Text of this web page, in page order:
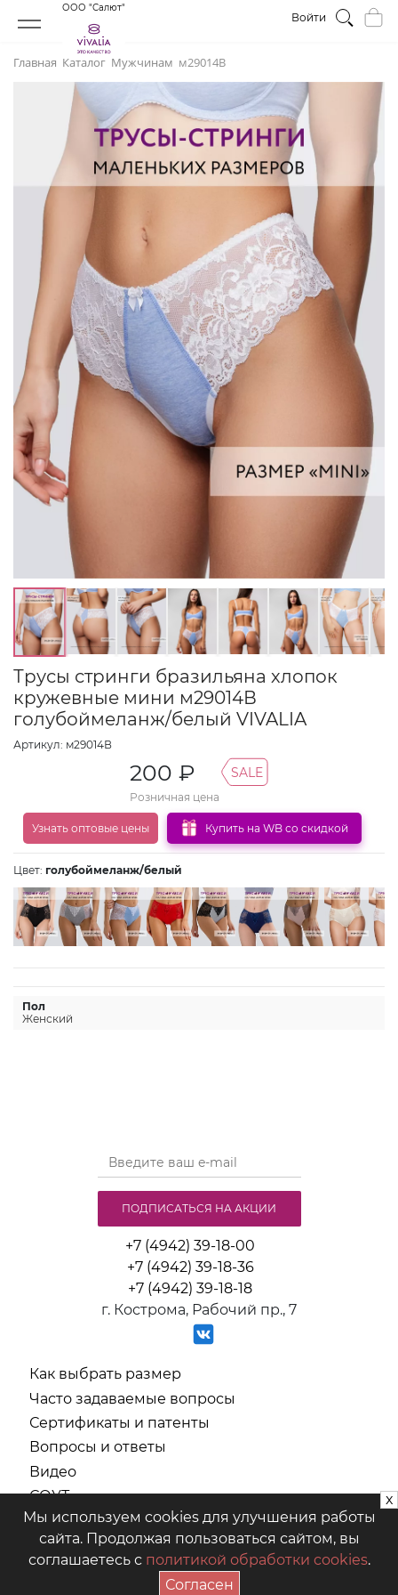
ООО "Салют"
Войти
Главная Каталог Мужчинам м29014В
Трусы стринги бразильяна хлопок
кружевные мини м29014В
голубоймеланж/белый VIVALIA
Артикул: м29014В
200 ₽
Розничная цена
SALE
Узнать оптовые цены Купить на WB со скидкой
Цвет: голубоймеланж/белый
Пол
Женский
+7 (4942) 39-18-00
+7 (4942) 39-18-36
+7 (4942) 39-18-18
г. Кострома, Рабочий пр., 7
Как выбрать размер
Часто задаваемые вопросы
Сертификаты и патенты
Вопросы и ответы
Видео
СОУТ
Политика обработки персональных данных
ООО "Салют" © 2026
ПОДПИСАТЬСЯ НА АКЦИИ
Мы используем cookies для улучшения работы
сайта. Продолжая пользоваться сайтом, вы
соглашаетесь с политикой обработки cookies.
x
Согласен